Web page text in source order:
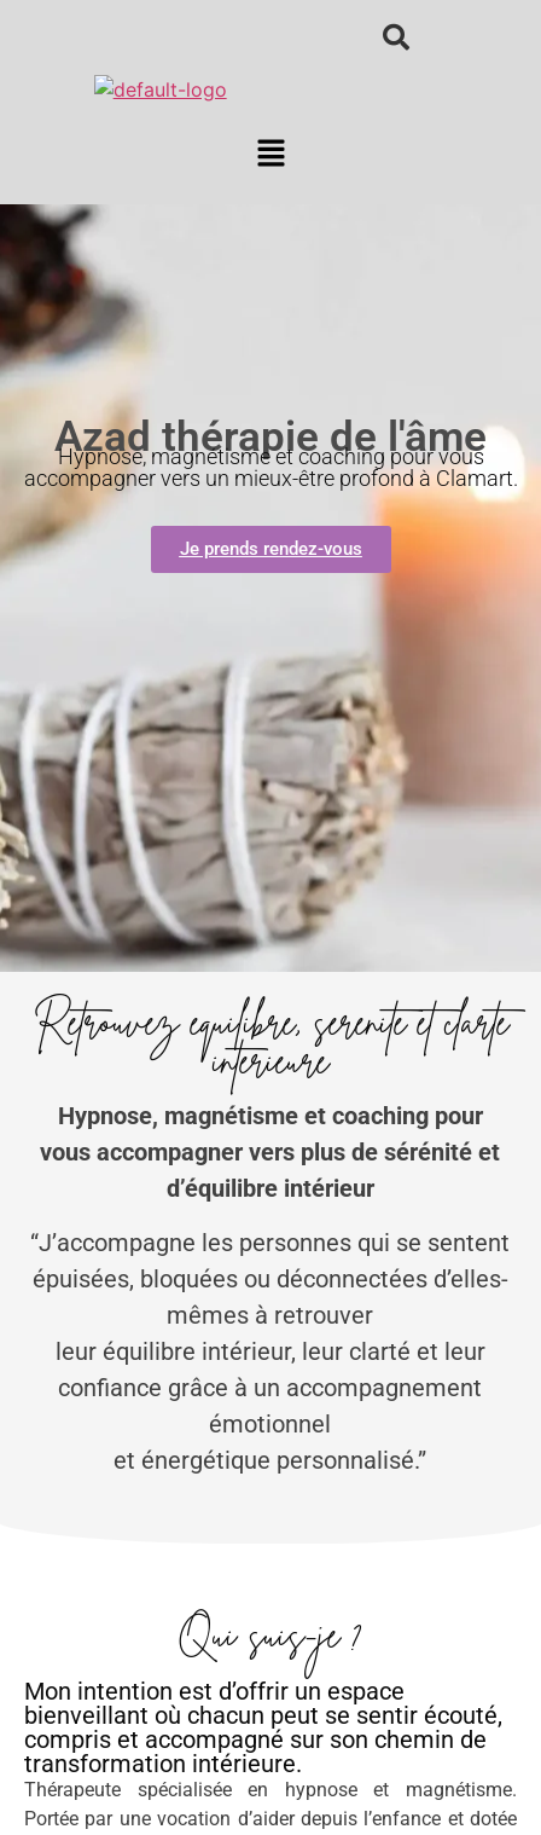
Azad thérapie de l'âme
Hypnose, magnétisme et coaching pour vous
accompagner vers un mieux-être profond à Clamart.
Je prends rendez-vous
Retrouvez équilibre, sérénité et clarté
intérieure
Hypnose, magnétisme et coaching pour
vous accompagner vers plus de sérénité et
d’équilibre intérieur
“J’accompagne les personnes qui se sentent
épuisées, bloquées ou déconnectées d’elles-
mêmes à retrouver
leur équilibre intérieur, leur clarté et leur
confiance grâce à un accompagnement
émotionnel
et énergétique personnalisé.”
Qui suis-je ?
Mon intention est d’offrir un espace
bienveillant où chacun peut se sentir écouté,
compris et accompagné sur son chemin de
transformation intérieure.
Thérapeute spécialisée en hypnose et magnétisme.
Portée par une vocation d’aider depuis l’enfance et dotée